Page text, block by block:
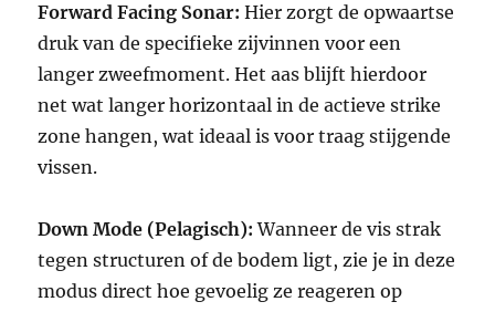
Forward Facing Sonar: Hier zorgt de opwaartse
druk van de specifieke zijvinnen voor een
langer zweefmoment. Het aas blijft hierdoor
net wat langer horizontaal in de actieve strike
zone hangen, wat ideaal is voor traag stijgende
vissen.
Down Mode (Pelagisch): Wanneer de vis strak
tegen structuren of de bodem ligt, zie je in deze
modus direct hoe gevoelig ze reageren op